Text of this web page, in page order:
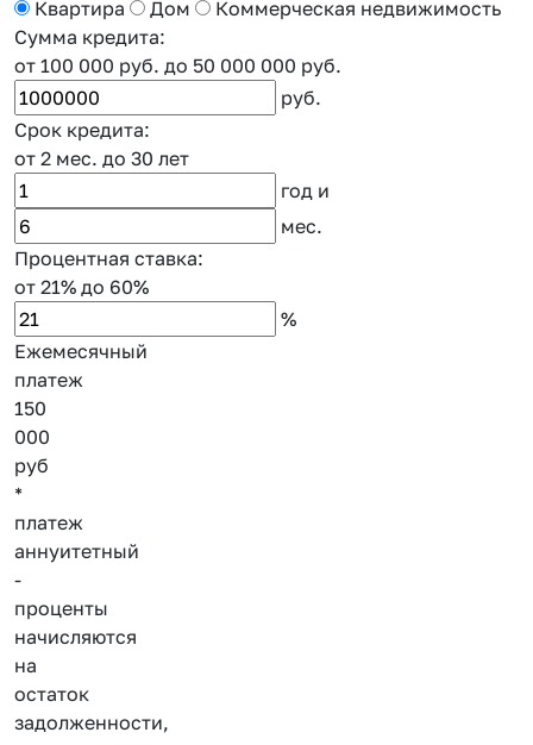
Квартира
Дом
Коммерческая недвижимость
Сумма кредита:
от 100 000 руб. до 50 000 000 руб.
руб.
Срок кредита:
от 2 мес. до 30 лет
год и
мес.
Процентная ставка:
от 21% до 60%
%
Ежемесячный
платеж
150
000
руб
*
платеж
аннуитетный
-
проценты
начисляются
на
остаток
задолженности,